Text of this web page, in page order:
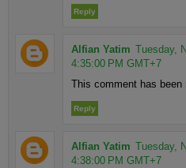
Reply
Alfian Yatim Tuesday,
4:35:00 PM GMT+7
This comment has been
Reply
Alfian Yatim Tuesday,
4:38:00 PM GMT+7